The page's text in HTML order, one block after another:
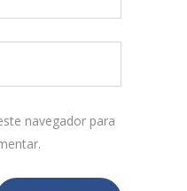
navegador para